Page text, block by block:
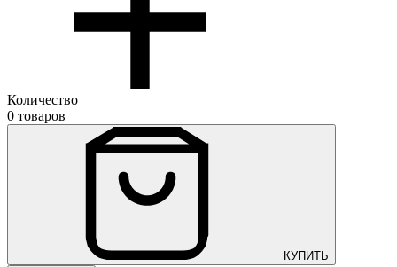
Количество
0 товаров
КУПИТЬ